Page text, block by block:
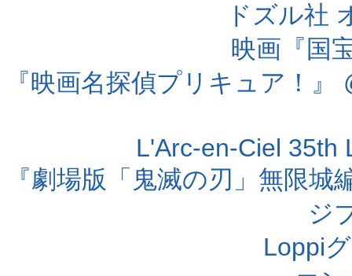
ドズル社
映画『国
『映画名探偵プリキュア！
L'Arc-en-Ciel 35th
『劇場版「鬼滅の刃」無限
ジ
Loppi